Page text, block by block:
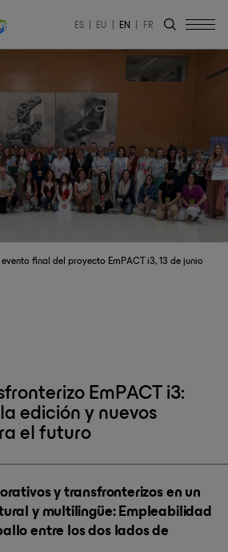
ES EU EN FR
evento final del proyecto EmPACT i3, 13 de junio
EmPACT i3:
edición y nuevos
el futuro
y transfronterizos en un
y multilingüe: Empleabilidad
entre los dos lados de